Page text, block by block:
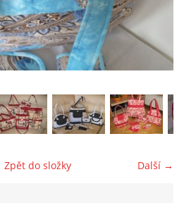
jk-laguna@seznam.cz
Další →
Zpět do složky